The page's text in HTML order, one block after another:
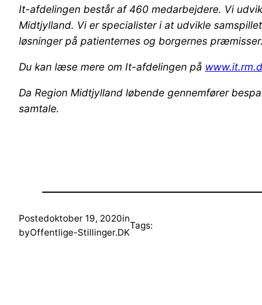
It-afdelingen består af 460 medarbejdere. Vi
Midtjylland. Vi er specialister i at udvikle
løsninger på patienternes og borgernes
Du kan læse mere om It-afdelingen på
Da Region Midtjylland løbende gennemfører
samtale.
Postedoktober 19, 2020in
byOffentlige-Stillinger.DK
Tags: